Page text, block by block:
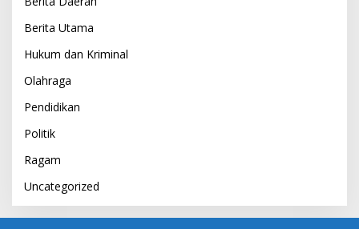
Berita Utama
Hukum dan Kriminal
Olahraga
Pendidikan
Politik
Ragam
Uncategorized